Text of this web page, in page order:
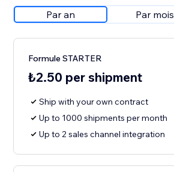
Par an Par mois
Formule STARTER
₺2.50 per shipment
Ship with your own contract
Up to 1000 shipments per month
Up to 2 sales channel integration